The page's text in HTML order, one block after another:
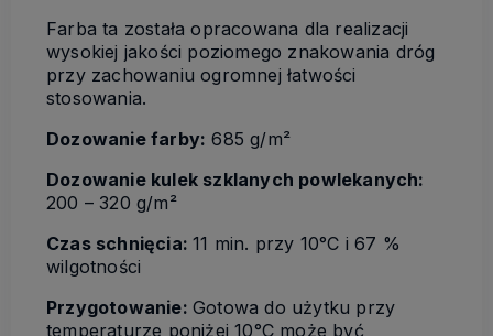
Farba ta została opracowana dla realizacji
wysokiej jakości poziomego znakowania dróg
przy zachowaniu ogromnej łatwości
stosowania.
Dozowanie farby: 685 g/m²
Dozowanie kulek szklanych powlekanych:
200 – 320 g/m²
Czas schnięcia:11 min. przy 10°C i 67 %
wilgotności
Przygotowanie: Gotowa do użytku przy
temperaturze poniżej 10°C może być